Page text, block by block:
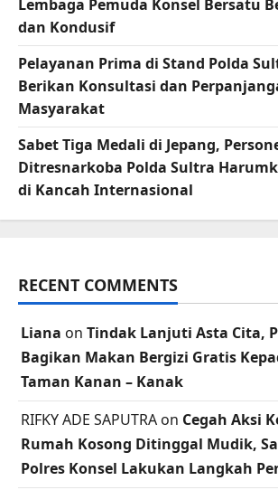
Lembaga Pemuda Konsel Bersatu
dan Kondusif
Pelayanan Prima di Stand Polda
Berikan Konsultasi dan
Masyarakat
Sabet Tiga Medali di Jepang,
Ditresnarkoba Polda Sultra
di Kancah Internasional
RECENT COMMENTS
Liana on Tindak Lanjuti Asta Cita,
Bagikan Makan Bergizi Gratis
Taman Kanan – Kanak
RIFKY ADE SAPUTRA on Cegah Aksi
Rumah Kosong Ditinggal Mudik,
Polres Konsel Lakukan Langkah